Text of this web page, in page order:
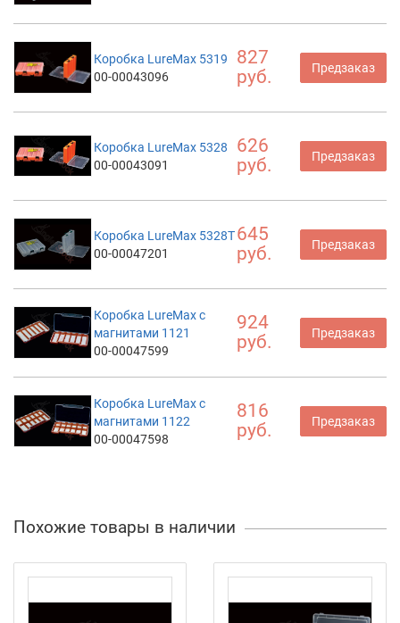
Коробка LureMax 5319
00-00043096
827
руб.
Предзаказ
Коробка LureMax 5328
00-00043091
626
руб.
Предзаказ
Коробка LureMax 5328T
00-00047201
645
руб.
Предзаказ
Коробка LureMax с
магнитами 1121
00-00047599
924
руб.
Предзаказ
Коробка LureMax с
магнитами 1122
00-00047598
816
руб.
Предзаказ
Похожие товары в наличии